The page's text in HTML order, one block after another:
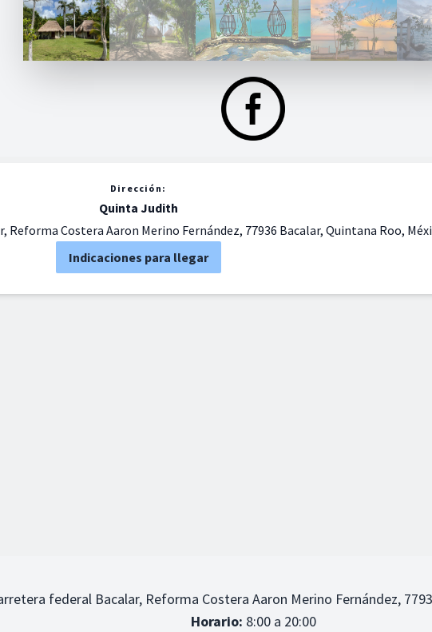
Dirección:
Quinta Judith
Reforma Costera Aaron Merino Fernández, 77936 Bacalar, Quintana Roo,
Indicaciones para llegar
federal Bacalar, Reforma Costera Aaron Merino Fernández,
Horario: 8:00 a 20:00